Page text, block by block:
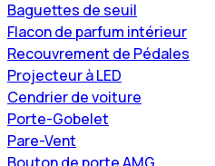
Baguettes de seuil
Flacon de parfum intérieur
Recouvrement de Pédales
Projecteur à LED
Cendrier de voiture
Porte-Gobelet
Pare-Vent